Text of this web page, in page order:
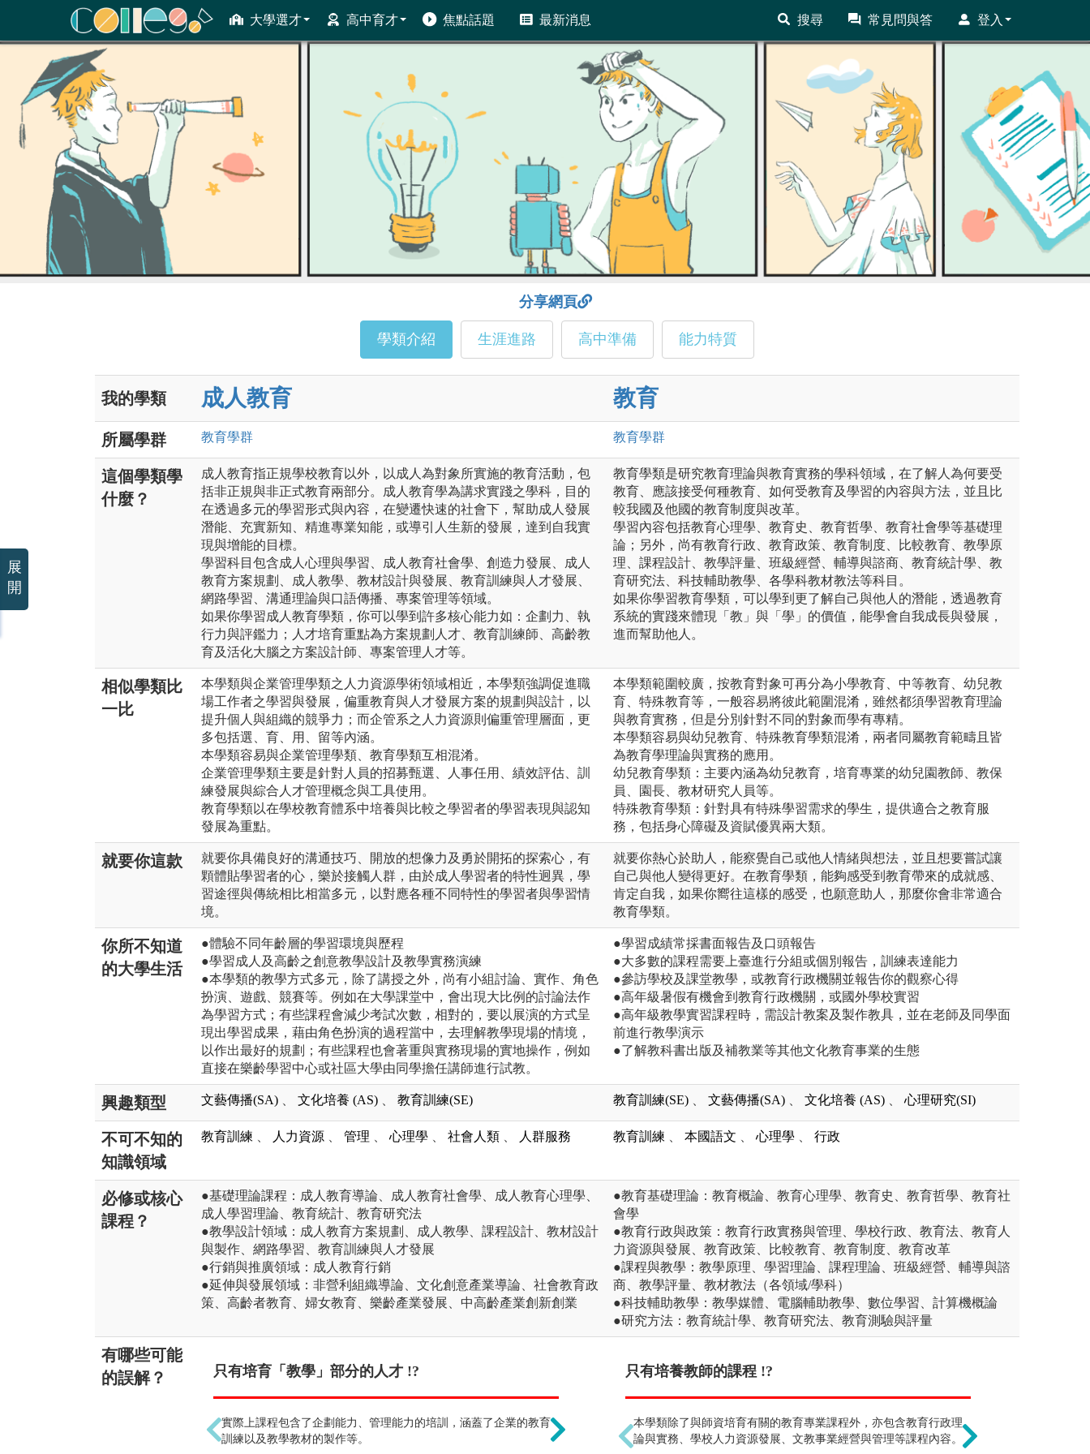
大學選才 高中育才 焦點話題 最新消息 搜尋 常見問與答 登入
ColleGo! 大學選才與高中育才輔助系統
分享網頁
學類介紹 生涯進路 高中準備 能力特質
我的學類 成人教育 教育
所屬學群 教育學群 教育學群
這個學類學
什麼？
成人教育指正規學校教育以外，以成人為對象所實施的教育活動，包
括非正規與非正式教育兩部分。成人教育學為講求實踐之學科，目的
在透過多元的學習形式與內容，在變遷快速的社會下，幫助成人發展
潛能、充實新知、精進專業知能，或導引人生新的發展，達到自我實
現與增能的目標。
學習科目包含成人心理與學習、成人教育社會學、創造力發展、成人
教育方案規劃、成人教學、教材設計與發展、教育訓練與人才發展、
網路學習、溝通理論與口語傳播、專案管理等領域。
如果你學習成人教育學類，你可以學到許多核心能力如：企劃力、執
行力與評鑑力；人才培育重點為方案規劃人才、教育訓練師、高齡教
育及活化大腦之方案設計師、專案管理人才等。
教育學類是研究教育理論與教育實務的學科領域，在了解人為何要受
教育、應該接受何種教育、如何受教育及學習的內容與方法，並且比
較我國及他國的教育制度與改革。
學習內容包括教育心理學、教育史、教育哲學、教育社會學等基礎理
論；另外，尚有教育行政、教育政策、教育制度、比較教育、教學原
理、課程設計、教學評量、班級經營、輔導與諮商、教育統計學、教
育研究法、科技輔助教學、各學科教材教法等科目。
如果你學習教育學類，可以學到更了解自己與他人的潛能，透過教育
系統的實踐來體現「教」與「學」的價值，能學會自我成長與發展，
進而幫助他人。
相似學類比
一比
本學類與企業管理學類之人力資源學術領域相近，本學類強調促進職
場工作者之學習與發展，偏重教育與人才發展方案的規劃與設計，以
提升個人與組織的競爭力；而企管系之人力資源則偏重管理層面，更
多包括選、育、用、留等內涵。
本學類容易與企業管理學類、教育學類互相混淆。
企業管理學類主要是針對人員的招募甄選、人事任用、績效評估、訓
練發展與綜合人才管理概念與工具使用。
教育學類以在學校教育體系中培養與比較之學習者的學習表現與認知
發展為重點。
本學類範圍較廣，按教育對象可再分為小學教育、中等教育、幼兒教
育、特殊教育等，一般容易將彼此範圍混淆，雖然都須學習教育理論
與教育實務，但是分別針對不同的對象而學有專精。
本學類容易與幼兒教育、特殊教育學類混淆，兩者同屬教育範疇且皆
為教育學理論與實務的應用。
幼兒教育學類：主要內涵為幼兒教育，培育專業的幼兒園教師、教保
員、園長、教材研究人員等。
特殊教育學類：針對具有特殊學習需求的學生，提供適合之教育服
務，包括身心障礙及資賦優異兩大類。
就要你這款
就要你具備良好的溝通技巧、開放的想像力及勇於開拓的探索心，有
顆體貼學習者的心，樂於接觸人群，由於成人學習者的特性迥異，學
習途徑與傳統相比相當多元，以對應各種不同特性的學習者與學習情
境。
就要你熱心於助人，能察覺自己或他人情緒與想法，並且想要嘗試讓
自己與他人變得更好。在教育學類，能夠感受到教育帶來的成就感、
肯定自我，如果你嚮往這樣的感受，也願意助人，那麼你會非常適合
教育學類。
你所不知道
的大學生活
●體驗不同年齡層的學習環境與歷程
●學習成人及高齡之創意教學設計及教學實務演練
●本學類的教學方式多元，除了講授之外，尚有小組討論、實作、角色
扮演、遊戲、競賽等。例如在大學課堂中，會出現大比例的討論法作
為學習方式；有些課程會減少考試次數，相對的，要以展演的方式呈
現出學習成果，藉由角色扮演的過程當中，去理解教學現場的情境，
以作出最好的規劃；有些課程也會著重與實務現場的實地操作，例如
直接在樂齡學習中心或社區大學由同學擔任講師進行試教。
●學習成績常採書面報告及口頭報告
●大多數的課程需要上臺進行分組或個別報告，訓練表達能力
●參訪學校及課堂教學，或教育行政機關並報告你的觀察心得
●高年級暑假有機會到教育行政機關，或國外學校實習
●高年級教學實習課程時，需設計教案及製作教具，並在老師及同學面
前進行教學演示
●了解教科書出版及補教業等其他文化教育事業的生態
興趣類型 文藝傳播(SA) 文化培養 (AS) 教育訓練(SE) 教育訓練(SE) 文藝傳播(SA) 文化培養 (AS) 心理研究(SI)
不可不知的
知識領域
教育訓練 人力資源 管理 心理學 社會人類 人群服務 教育訓練 本國語文 心理學 行政
必修或核心
課程？
●基礎理論課程：成人教育導論、成人教育社會學、成人教育心理學、
成人學習理論、教育統計、教育研究法
●教學設計領域：成人教育方案規劃、成人教學、課程設計、教材設計
與製作、網路學習、教育訓練與人才發展
●行銷與推廣領域：成人教育行銷
●延伸與發展領域：非營利組織導論、文化創意產業導論、社會教育政
策、高齡者教育、婦女教育、樂齡產業發展、中高齡產業創新創業
●教育基礎理論：教育概論、教育心理學、教育史、教育哲學、教育社
會學
●教育行政與政策：教育行政實務與管理、學校行政、教育法、教育人
力資源與發展、教育政策、比較教育、教育制度、教育改革
●課程與教學：教學原理、學習理論、課程理論、班級經營、輔導與諮
商、教學評量、教材教法（各領域/學科）
●科技輔助教學：教學媒體、電腦輔助教學、數位學習、計算機概論
●研究方法：教育統計學、教育研究法、教育測驗與評量
有哪些可能
的誤解？
只有培育「教學」部分的人才 !?
實際上課程包含了企劃能力、管理能力的培訓，涵蓋了企業的教育
訓練以及教學教材的製作等。
未來出路明確性 !?
本學類畢業學生除了有全國社區大學、樂齡中心可以擔任講師與行
政人員外，亦可至企業的人資部門擔任教育訓練人員，或從事高齡
只有培養教師的課程 !?
本學類除了與師資培育有關的教育專業課程外，亦包含教育行政理
論與實務、學校人力資源發展、文教事業經營與管理等課程內容。
展
開